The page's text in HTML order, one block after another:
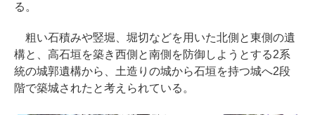
る。
粗い石積みや竪堀、堀切などを用いた北側と東側の遺
構と、高石垣を築き西側と南側を防御しようとする2系
統の城郭遺構から、土造りの城から石垣を持つ城へ2段
階で築城されたと考えられている。